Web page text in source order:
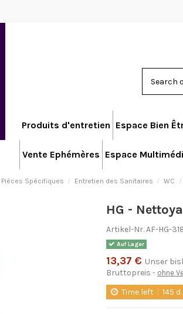
Produits d'entretien Espace Bien
Vente Ephémères Espace
Pièces Spécifiques Entretien des Sanitaires WC
HG -
Artikel-Nr.AF-HG-
Auf Lager
13,37 € Unser
Bruttopreis ohne
Time left 145 d.